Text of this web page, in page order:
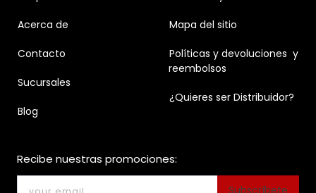
Acerca de
Contacto
Sucursales
Blog
Mapa del sitio
Políticas y devoluciones y
reembolsos
¿Quieres ser Distribuidor?
Recibe nuestras promociones: